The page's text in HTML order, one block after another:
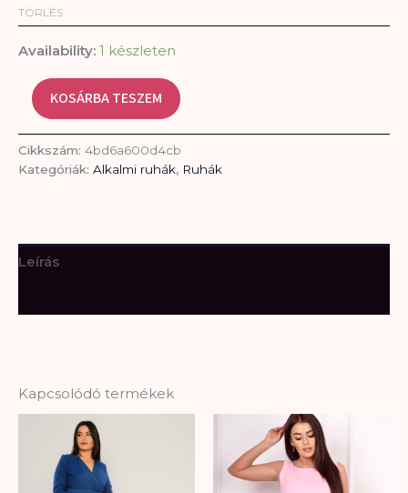
TÖRLÉS
Availability: 1 készleten
KOSÁRBA TESZEM
Cikkszám: 4bd6a600d4cb
Kategóriák: Alkalmi ruhák, Ruhák
Leírás
Kapcsolódó termékek